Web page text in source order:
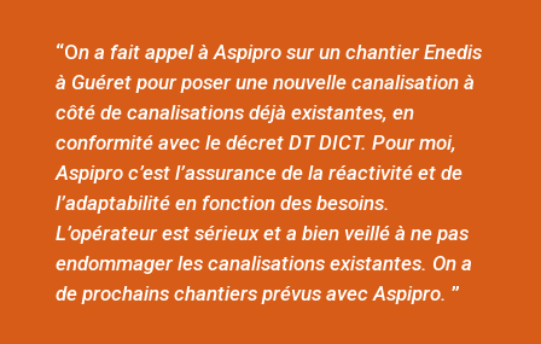
“On a fait appel à Aspipro sur un chantier Enedis
à Guéret pour poser une nouvelle canalisation à
côté de canalisations déjà existantes, en
conformité avec le décret DT DICT. Pour moi,
Aspipro c’est l’assurance de la réactivité et de
l’adaptabilité en fonction des besoins.
L’opérateur est sérieux et a bien veillé à ne pas
endommager les canalisations existantes. On a
de prochains chantiers prévus avec Aspipro. ”